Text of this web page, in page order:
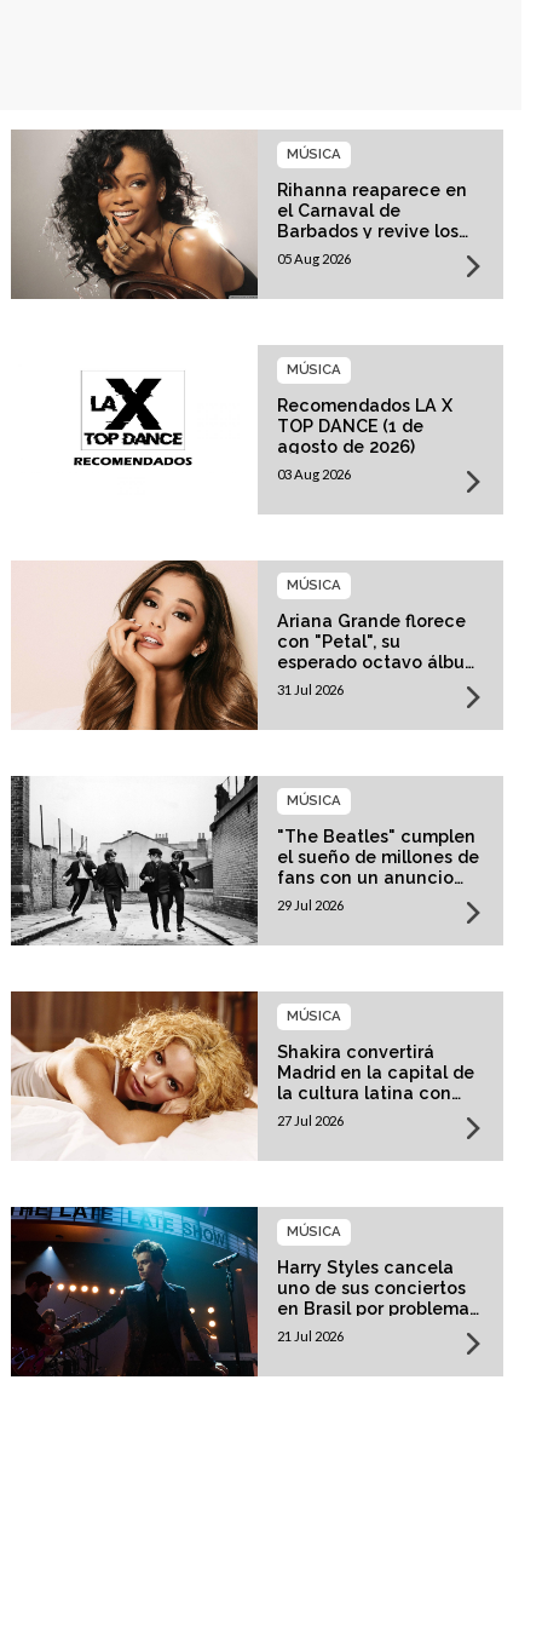
Rihanna reaparece en
el Carnaval de
Barbados y revive los
rumores sobre su
esperado regreso
MÚSICA
05 Aug 2026
Recomendados LA X
TOP DANCE (1 de
agosto de 2026)
MÚSICA
03 Aug 2026
Ariana Grande florece
con "Petal", su
esperado octavo álbum
de estudio
MÚSICA
31 Jul 2026
"The Beatles" cumplen
el sueño de millones de
fans con un anuncio
histórico
MÚSICA
29 Jul 2026
Shakira convertirá
Madrid en la capital de
la cultura latina con
una residencia histórica
MÚSICA
27 Jul 2026
Harry Styles cancela
uno de sus conciertos
en Brasil por problemas
de salud
MÚSICA
21 Jul 2026